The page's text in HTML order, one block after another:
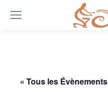
« Tous les Évènements